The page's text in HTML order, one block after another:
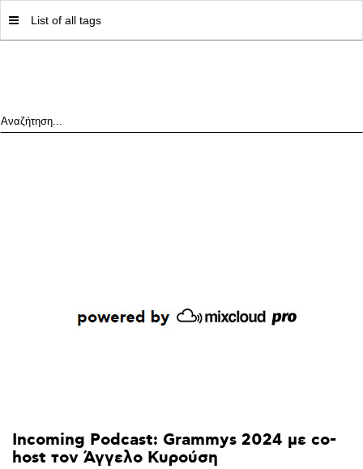
MY|PODCASTS BY AVOPOLIS
List of all tags
Incoming Podcast: Grammys 2024 με co-
host τον Άγγελο Κυρούση